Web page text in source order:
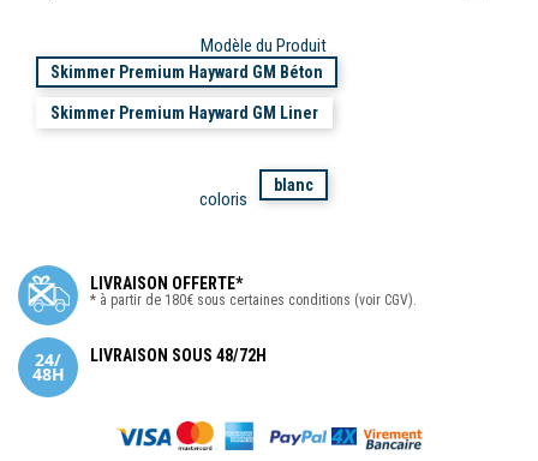
Modèle du Produit
Skimmer Premium Hayward GM Béton
Skimmer Premium Hayward GM Liner
coloris
blanc
LIVRAISON OFFERTE*
* à partir de 180€ sous certaines conditions (voir CGV).
LIVRAISON SOUS 48/72H